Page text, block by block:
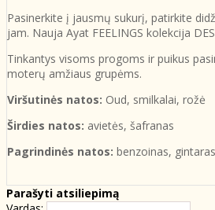
Pasinerkite į jausmų sukurį, patirkite
jam. Nauja Ayat FEELINGS kolekcija
Tinkantys visoms progoms ir puikus
moterų amžiaus grupėms.
Viršutinės natos: Oud, smilkalai, rožė
Širdies natos: avietės, šafranas
Pagrindinės natos: benzoinas,
Parašyti atsiliepimą